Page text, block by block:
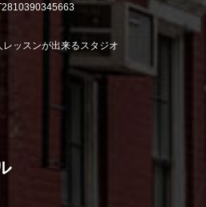
ッスンが出来るスタジオ